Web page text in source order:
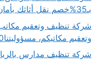
بـ35%خصم نقل أثاثك بأمان وسهولة اتصل بنا الان
وتعقيم مكاتبكم، مسؤوليتنا100%اتصل بنا الان